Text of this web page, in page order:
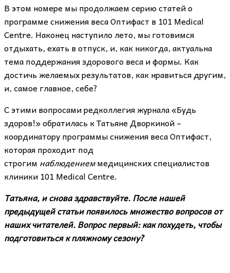
В этом номере мы продолжаем серию статей о
программе снижения веса Оптифаст в 101 Medical
Centre. Наконец наступило лето, мы готовимся
отдыхать, ехать в отпуск, и, как никогда, актуальна
тема поддержания здорового веса и формы. Как
достичь желаемых результатов, как нравиться другим,
и, самое главное, себе?
С этими вопросами редколлегия журнала «Будь
здоров!» обратилась к Татьяне Дворкиной –
координатору программы снижения веса Оптифаст,
которая проходит под
строгим наблюдениеммедицинских специалистов
клиники 101 Medical Centre.
Татьяна, и снова здравствуйте. После нашей
предыдущей статьи появилось множество вопросов от
наших читателей. Вопрос первый: как похудеть, чтобы
подготовиться к пляжному сезону?